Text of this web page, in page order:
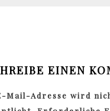
EINEN
Mail-Adresse wird